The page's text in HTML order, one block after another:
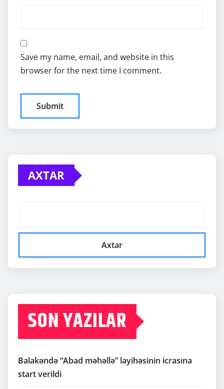
Save my name, email, and website in this
browser for the next time I comment.
AXTAR
Axtar
SON YAZILAR
Balakəndə “Abad məhəllə” layihəsinin icrasına
start verildi